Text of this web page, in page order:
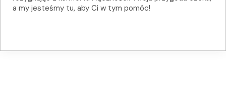
a my jesteśmy tu, aby Ci w tym pomóc!